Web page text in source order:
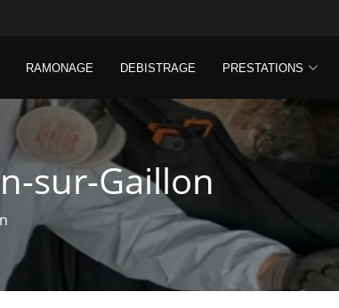
RAMONAGE DEBISTRAGE PRESTATIONS
sur-Gaillon